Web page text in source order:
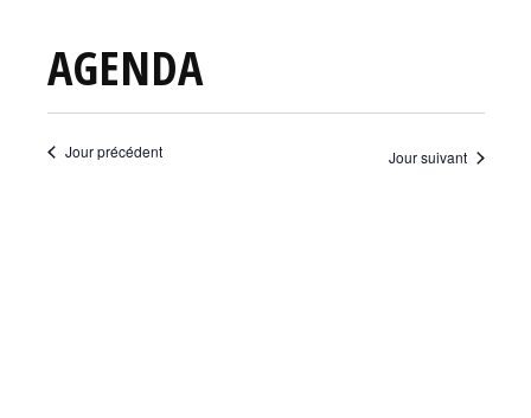
Laconnex
AGENDA
Jour précédent Jour suivant